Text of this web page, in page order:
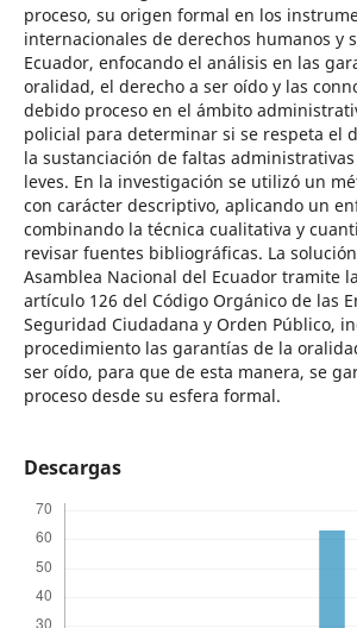
proceso, su origen formal en los
internacionales de derechos humanos y
Ecuador, enfocando el análisis en las
oralidad, el derecho a ser oído y las
debido proceso en el ámbito
policial para determinar si se respeta el
la sustanciación de faltas
leves. En la investigación se utilizó un
con carácter descriptivo, aplicando un
combinando la técnica cualitativa y
revisar fuentes bibliográficas. La
Asamblea Nacional del Ecuador tramite
artículo 126 del Código Orgánico de las
Seguridad Ciudadana y Orden Público,
procedimiento las garantías de la
ser oído, para que de esta manera, se
proceso desde su esfera formal.
Descargas